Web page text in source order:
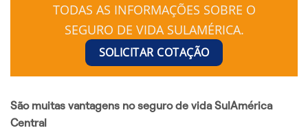
TODAS AS INFORMAÇÕES SOBRE O
SEGURO DE VIDA SULAMÉRICA.
SOLICITAR COTAÇÃO
São muitas vantagens no seguro de vida SulAmérica
Central